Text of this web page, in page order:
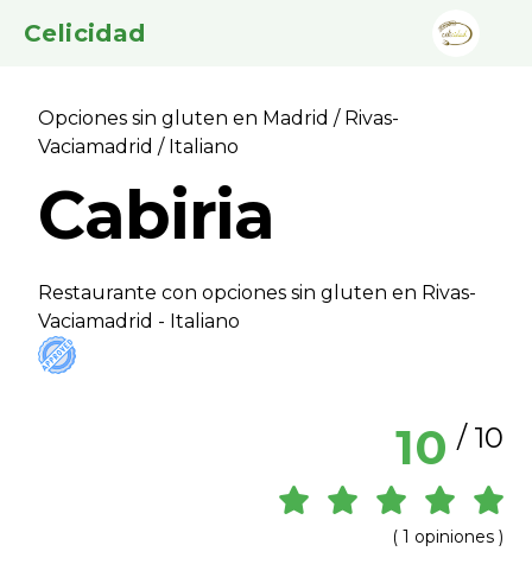
Celicidad
Opciones sin gluten en Madrid / Rivas-
Vaciamadrid / Italiano
Cabiria
Restaurante con opciones sin gluten en Rivas-
Vaciamadrid - Italiano
10 / 10
( 1 opiniones )